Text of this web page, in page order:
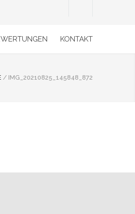
KONTAKT
/ IMG_20210825_145848_872